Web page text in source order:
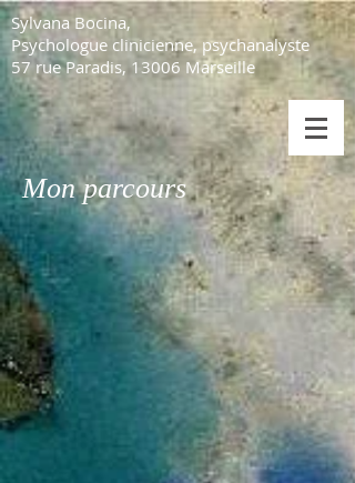
Sylvana Bocina,
Psychologue clinicienne, psychanalyste
57 rue Paradis, 13006 Marseille
Mon parcours